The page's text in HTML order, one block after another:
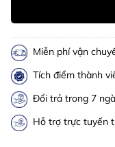
Miễn phí vận
Tích điểm thành
Đổi trả trong 7
Hỗ trợ trực tuyến